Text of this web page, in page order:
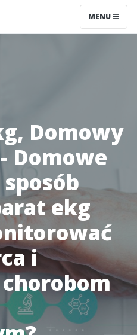
MENU
Domowy
Domowe
ekg
i